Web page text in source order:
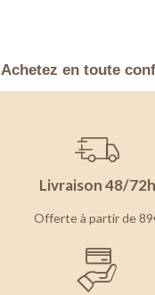
Achetez en toute
Livraison 48/72h
Offerte à partir de